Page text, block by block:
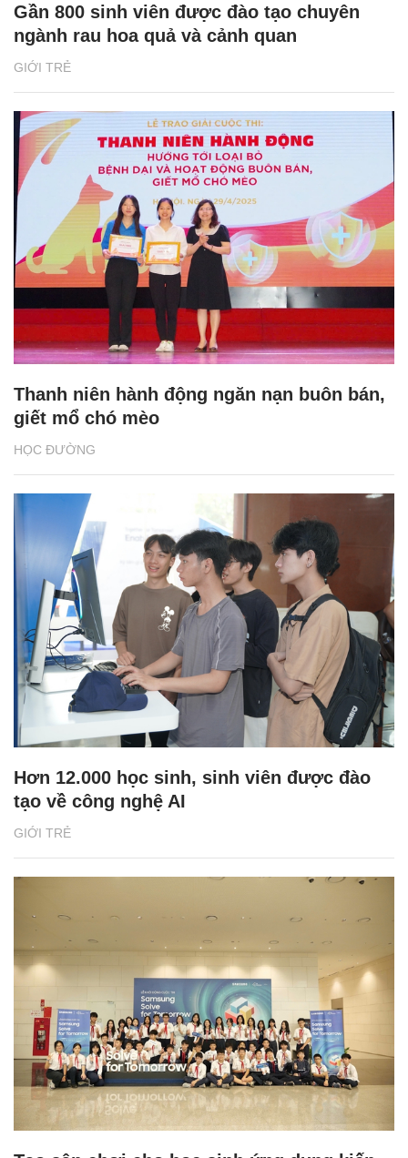
GIỚI TRẺ
Gần 800 sinh viên được đào tạo chuyên
ngành rau hoa quả và cảnh quan
HỌC ĐƯỜNG
Thanh niên hành động ngăn nạn buôn bán,
giết mổ chó mèo
GIỚI TRẺ
Hơn 12.000 học sinh, sinh viên được đào
tạo về công nghệ AI